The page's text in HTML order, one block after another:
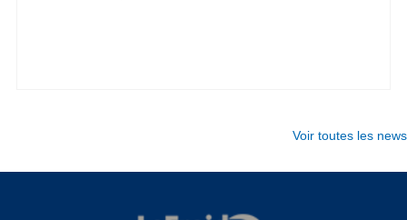
Voir toutes les news